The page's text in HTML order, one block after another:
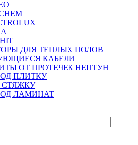
ДЛЯ ТЕПЛЫХ ПОЛОВ
КАБЕЛИ
ОТ ПРОТЕЧЕК НЕПТУН
ПЛИТКУ
СТЯЖКУ
ЛАМИНАТ